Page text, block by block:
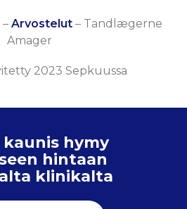
– Arvostelut – Tandlægerne
Amager
2023 Sepkuussa
kaunis hymy
hintaan
klinikalta